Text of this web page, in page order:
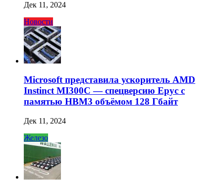
Дек 11, 2024
Новости
Microsoft представила ускоритель AMD
Instinct MI300C — спецверсию Epyc с
памятью HBM3 объёмом 128 Гбайт
Дек 11, 2024
Железо